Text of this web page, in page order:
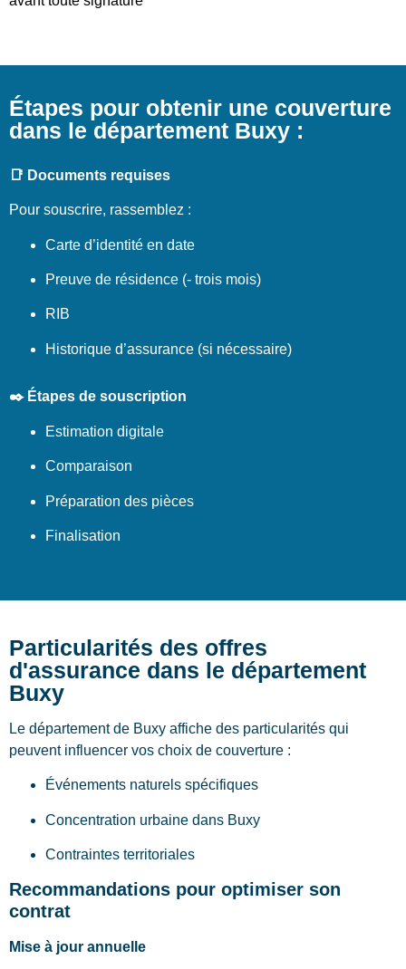
Étapes pour obtenir une couverture
dans le département Buxy :
📑 Documents requises
Pour souscrire, rassemblez :
Carte d’identité en date
Preuve de résidence (- trois mois)
RIB
Historique d’assurance (si nécessaire)
✒️ Étapes de souscription
Estimation digitale
Comparaison
Préparation des pièces
Finalisation
Particularités des offres
d'assurance dans le département
Buxy
Le département de Buxy affiche des particularités qui
peuvent influencer vos choix de couverture :
Événements naturels spécifiques
Concentration urbaine dans Buxy
Contraintes territoriales
Recommandations pour optimiser son
contrat
Mise à jour annuelle